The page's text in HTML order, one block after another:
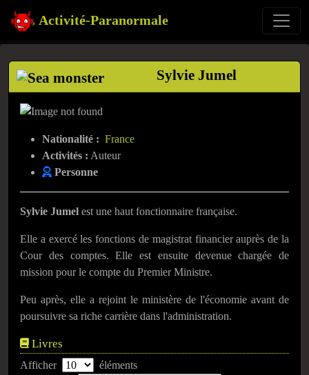
Activité-Paranormale
Sylvie Jumel
Nationalité : France
Activités : Auteur
Personne
Sylvie Jumel est une haut fonctionnaire française.
Elle a exercé les fonctions de magistrat financier auprès de la
Cour des comptes. Elle est ensuite devenue chargée de
mission pour le compte du Premier Ministre.
Peu après, elle a rejoint le ministère de l'économie avant de
poursuivre sa riche carrière dans l'administration.
Livres
Afficher
éléments